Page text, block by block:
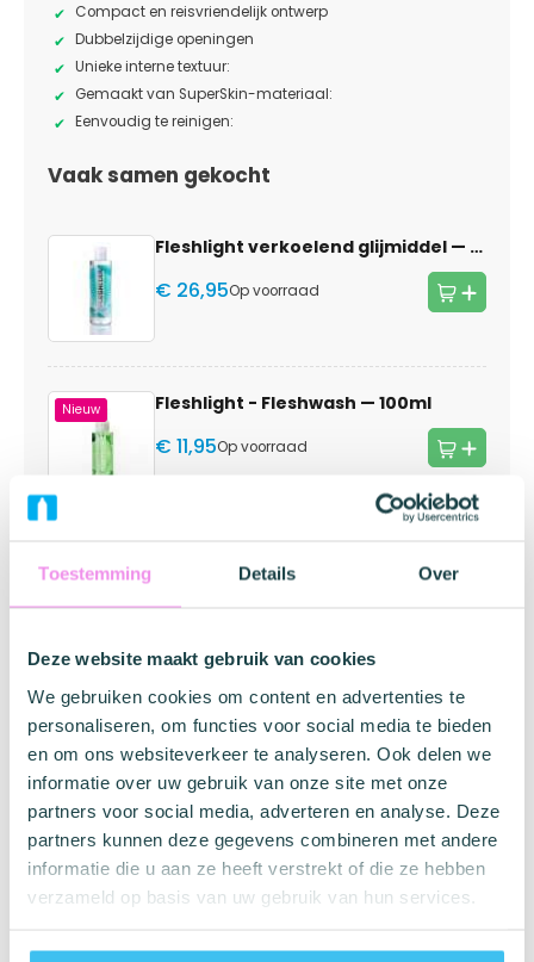
Toestemming Details Over
Deze website maakt gebruik van cookies
We gebruiken cookies om content en advertenties te
personaliseren, om functies voor social media te bieden
en om ons websiteverkeer te analyseren. Ook delen we
informatie over uw gebruik van onze site met onze
partners voor social media, adverteren en analyse. Deze
partners kunnen deze gegevens combineren met andere
informatie die u aan ze heeft verstrekt of die ze hebben
verzameld op basis van uw gebruik van hun services.
Compact en reisvriendelijk ontwerp
Dubbelzijdige openingen
Unieke interne textuur:
Gemaakt van SuperSkin-materiaal:
Eenvoudig te reinigen:
Vaak samen gekocht
Fleshlight verkoelend glijmiddel — 250ml
€ 26,95Op voorraad
Nieuw Fleshlight - Fleshwash — 100ml
€ 11,95Op voorraad
Compact Utopia is een opwindende nieuwe Fleshlight-
textuur. Riley Reid is de eerste Fleshlight Girl die een
speciale gepersonaliseerde Quickshot heeft. Ze zijn
speciaal omdat ze een zeer compacte vormfactor
bieden, maar nog steeds de aanpassingen bevatten die
de normale meisjestexturen met zich meebrengen.
Een van de hoogtepunten van Compact Utopia is het feit
dat beide uiteinden van de textuur verschillende